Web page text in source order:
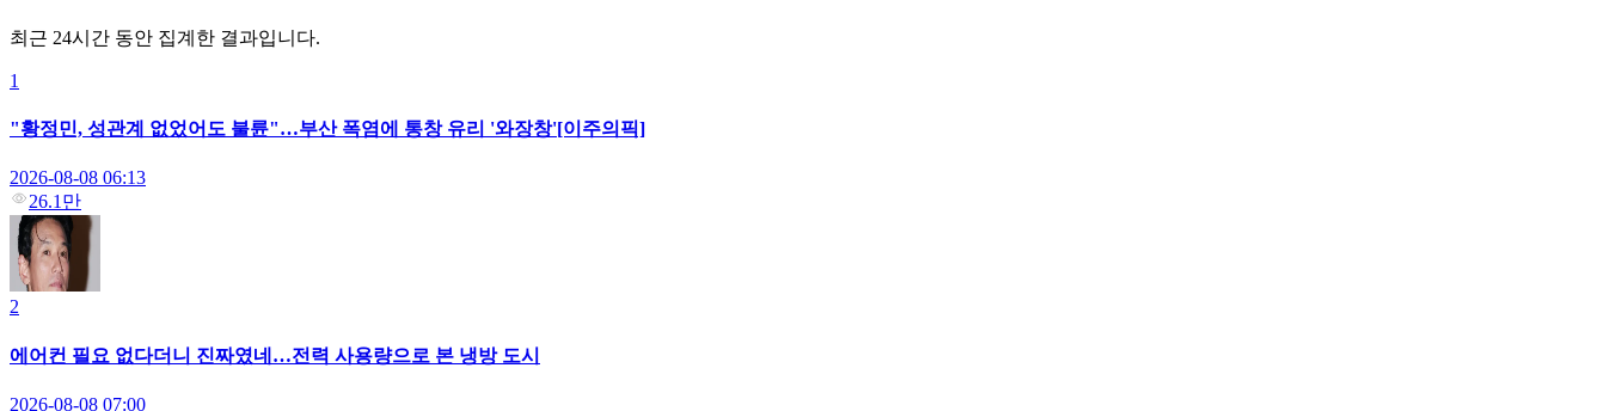
최근 24시간 동안 집계한 결과입니다.
1
"황정민, 성관계 없었어도 불륜"…부산 폭염에 통창 유리 '와장창'[이주의픽]
2026-08-08 06:13
26.1만
2
에어컨 필요 없다더니 진짜였네…전력 사용량으로 본 냉방 도시
2026-08-08 07:00